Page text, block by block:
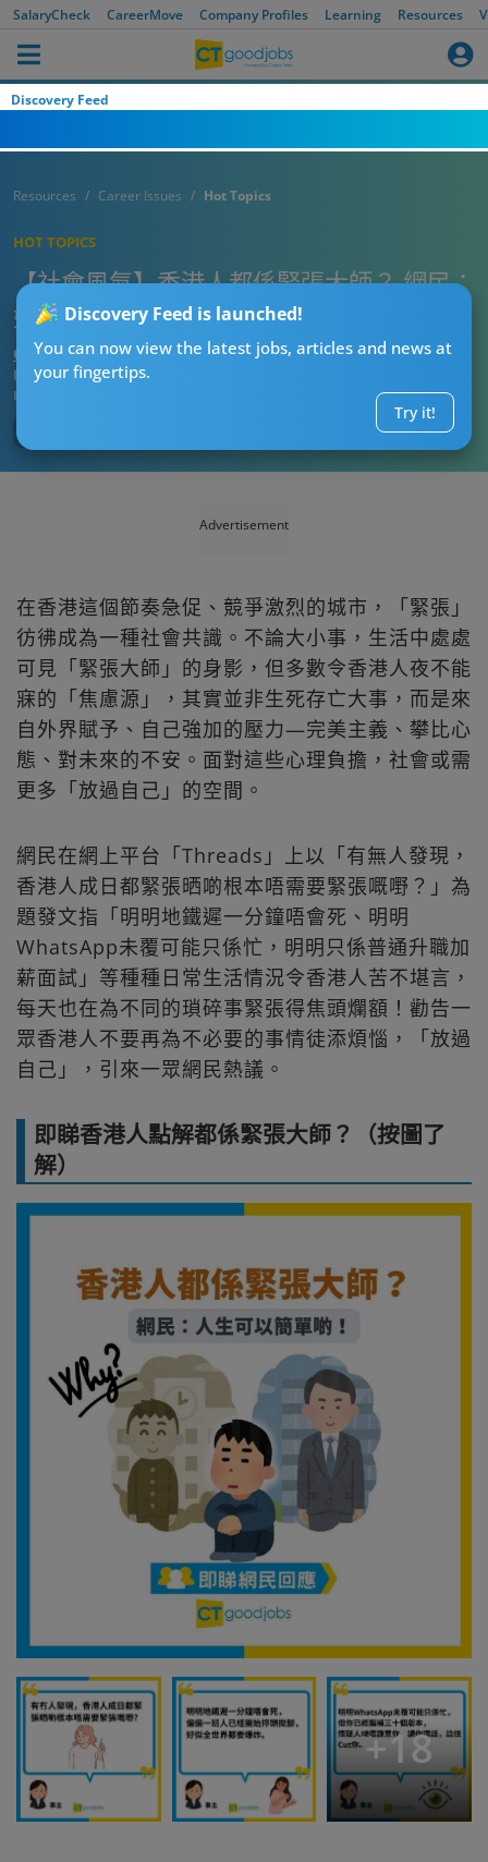
SalaryCheck CareerMove Company Profiles Learning Resources
Discovery Feed
Discovery Feed is launched!
You can now view the latest jobs, articles and news at
your fingertips.
Try it!
Resources Career Issues Hot Topics
HOT TOPICS
【社會風氣】香港人都係緊張大師？ 網民：
好多事唔使咁緊張，人生可以簡單啲！
CTgoodjobs’ Editor
Published:2026-07-24 13:15
Updated:
Advertisement
在香港這個節奏急促、競爭激烈的城市，「緊張」
彷彿成為一種社會共識。不論大小事，生活中處處
可見「緊張大師」的身影，但多數令香港人夜不能
寐的「焦慮源」，其實並非生死存亡大事，而是來
自外界賦予、自己強加的壓力—完美主義、攀比心
態、對未來的不安。面對這些心理負擔，社會或需
更多「放過自己」的空間。
網民在網上平台「Threads」上以「有無人發現，
香港人成日都緊張晒啲根本唔需要緊張嘅嘢？」為
題發文指「明明地鐵遲一分鐘唔會死、明明
WhatsApp未覆可能只係忙，明明只係普通升職加
薪面試」等種種日常生活情況令香港人苦不堪言，
每天也在為不同的瑣碎事緊張得焦頭爛額！勸告一
眾香港人不要再為不必要的事情徒添煩惱，「放過
自己」，引來一眾網民熱議。
即睇香港人點解都係緊張大師？（按圖了
解）
+18